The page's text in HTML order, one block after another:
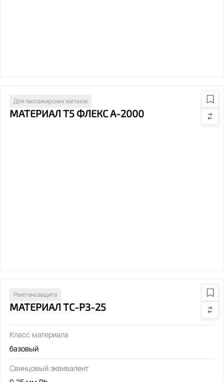
Для пассажирских вагонов
МАТЕРИАЛ Т5 ФЛЕКС А-2000
Рентгенозащита
МАТЕРИАЛ ТС-РЗ-25
Класс материала
базовый
Свинцовый эквивалент